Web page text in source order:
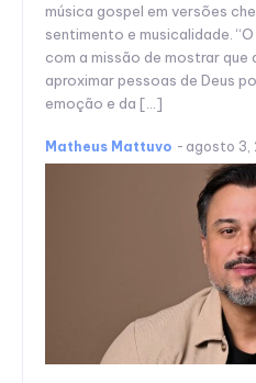
música gospel em versões
sentimento e musicalidade.
com a missão de mostrar que
aproximar pessoas de Deus
emoção e da […]
Matheus Mattuvo - agosto 3,